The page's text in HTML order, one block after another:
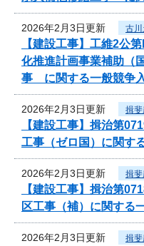
2026年2月3日更新 古
【建設工事】工維2
化推進計画事業補助（
事 に関する一般競争
2026年2月3日更新 揖
【建設工事】揖治第
工事（ゼロ国）に関す
2026年2月3日更新 揖
【建設工事】揖治第
区工事（補）に関する
2026年2月3日更新 揖